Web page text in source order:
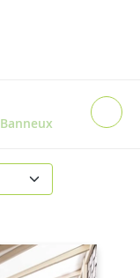
Banneux